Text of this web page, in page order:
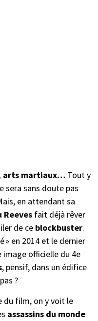
arts martiaux… Tout y
sera sans doute pas
en attendant sa
Reeves fait déjà rêver
de ce blockbuster.
» en 2014 et le dernier
image officielle du 4e
, pensif, dans un édifice
?
du film, on y voit le
assassins du monde